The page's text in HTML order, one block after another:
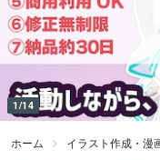
1/14
ホーム イラスト作成・漫